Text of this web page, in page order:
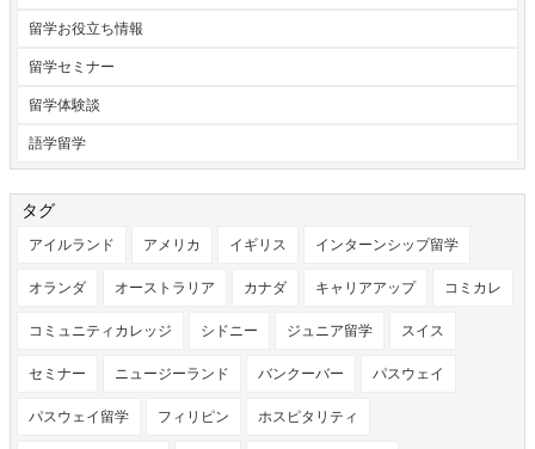
留学お役立ち情報
留学セミナー
留学体験談
語学留学
タグ
アイルランド アメリカ イギリス インターンシップ留学
オランダ オーストラリア カナダ キャリアアップ コミカレ
コミュニティカレッジ シドニー ジュニア留学 スイス
セミナー ニュージーランド バンクーバー パスウェイ
パスウェイ留学 フィリピン ホスピタリティ